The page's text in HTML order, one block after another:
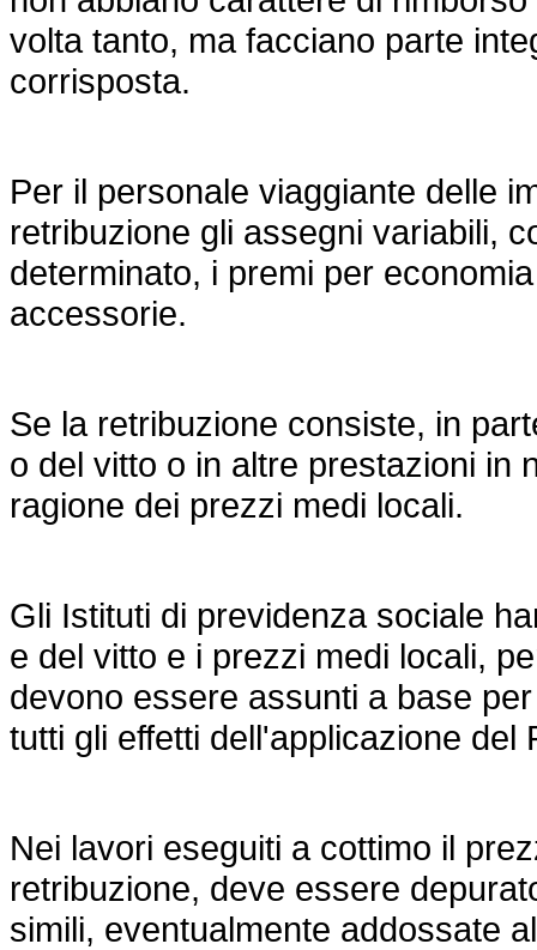
volta tanto, ma facciano parte
corrisposta.
Per il personale viaggiante delle
retribuzione gli assegni variabili,
determinato, i premi per
accessorie.
Se la retribuzione consiste, in
o del vitto o in altre prestazioni in
ragione dei prezzi medi locali.
Gli Istituti di previdenza sociale
e del vitto e i prezzi medi locali,
devono essere assunti a base
tutti gli effetti dell'applicazione del
Nei lavori eseguiti a cottimo il
retribuzione, deve essere
simili, eventualmente addossate